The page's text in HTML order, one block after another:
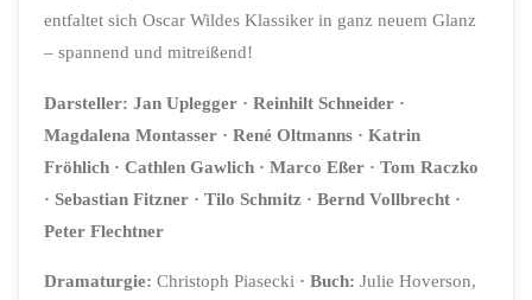
entfaltet sich Oscar Wildes Klassiker in ganz neuem Glanz
– spannend und mitreißend!
Darsteller: Jan Uplegger · Reinhilt Schneider ·
Magdalena Montasser · René Oltmanns · Katrin
Fröhlich · Cathlen Gawlich · Marco Eßer · Tom Raczko
· Sebastian Fitzner · Tilo Schmitz · Bernd Vollbrecht ·
Peter Flechtner
Dramaturgie: Christoph Piasecki · Buch: Julie Hoverson,